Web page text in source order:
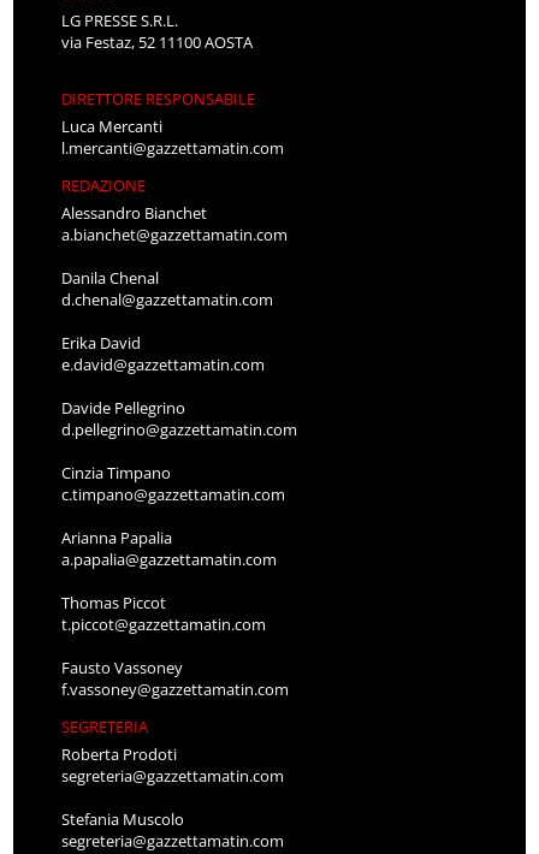
LG PRESSE S.R.L.
via Festaz, 52 11100 AOSTA
DIRETTORE RESPONSABILE
Luca Mercanti
l.mercanti@gazzettamatin.com
REDAZIONE
Alessandro Bianchet
a.bianchet@gazzettamatin.com
Danila Chenal
d.chenal@gazzettamatin.com
Erika David
e.david@gazzettamatin.com
Davide Pellegrino
d.pellegrino@gazzettamatin.com
Cinzia Timpano
c.timpano@gazzettamatin.com
Arianna Papalia
a.papalia@gazzettamatin.com
Thomas Piccot
t.piccot@gazzettamatin.com
Fausto Vassoney
f.vassoney@gazzettamatin.com
SEGRETERIA
Roberta Prodoti
segreteria@gazzettamatin.com
Stefania Muscolo
segreteria@gazzettamatin.com